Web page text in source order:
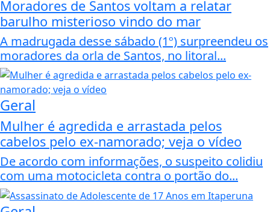
Moradores de Santos voltam a relatar
barulho misterioso vindo do mar
A madrugada desse sábado (1º) surpreendeu os
moradores da orla de Santos, no litoral...
Geral
Mulher é agredida e arrastada pelos
cabelos pelo ex-namorado; veja o vídeo
De acordo com informações, o suspeito colidiu
com uma motocicleta contra o portão do...